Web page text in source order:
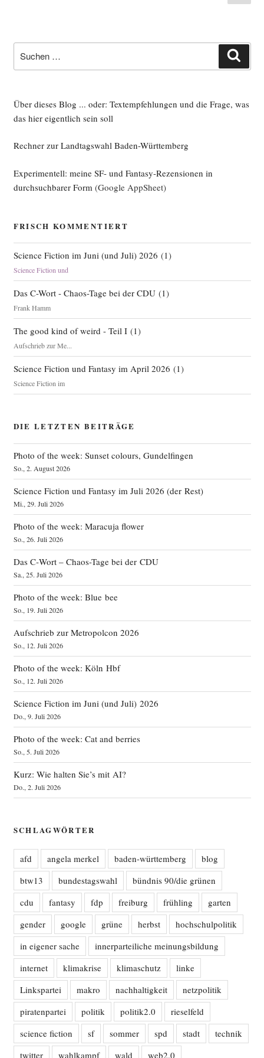
Seite
nach:
Über dieses Blog ... oder: Textempfehlungen und die Frage, was
das hier eigentlich sein soll
Rechner zur Landtagswahl Baden-Württemberg
Experimentell: meine SF- und Fantasy-Rezensionen in
durchsuchbarer Form (Google AppSheet)
FRISCH KOMMENTIERT
Science Fiction im Juni (und Juli) 2026 (1)
Science Fiction und
Das C-Wort - Chaos-Tage bei der CDU(1)
Frank Hamm
The good kind of weird - Teil I(1)
Aufschrieb zur Me...
Science Fiction und Fantasy im April 2026 (1)
Science Fiction im
DIE LETZTEN BEITRÄGE
Photo of the week: Sunset colours, Gundelfingen
So., 2. August 2026
Science Fiction und Fantasy im Juli 2026 (der Rest)
Mi., 29. Juli 2026
Photo of the week: Maracuja flower
So., 26. Juli 2026
Das C‑Wort – Chaos-Tage bei der CDU
Sa., 25. Juli 2026
Photo of the week: Blue bee
So., 19. Juli 2026
Aufschrieb zur Metropolcon 2026
So., 12. Juli 2026
Photo of the week: Köln Hbf
So., 12. Juli 2026
Science Fiction im Juni (und Juli) 2026
Do., 9. Juli 2026
Photo of the week: Cat and berries
So., 5. Juli 2026
Kurz: Wie halten Sie’s mit AI?
Do., 2. Juli 2026
SCHLAGWÖRTER
afd angela merkel baden-württemberg
blog
btw13
bundestagswahl
bündnis 90/die grünen
cdu
fantasy fdp freiburg frühling
garten
gender
google grüne herbst
hochschulpolitik
in eigener sache
innerparteiliche meinungsbildung
internet
klimakrise klimaschutz
linke
Linkspartei
makro nachhaltigkeit
netzpolitik
piratenpartei
politik politik2.0
rieselfeld
science fiction
sf sommer spd stadt
technik
twitter
wahlkampf wald web2.0